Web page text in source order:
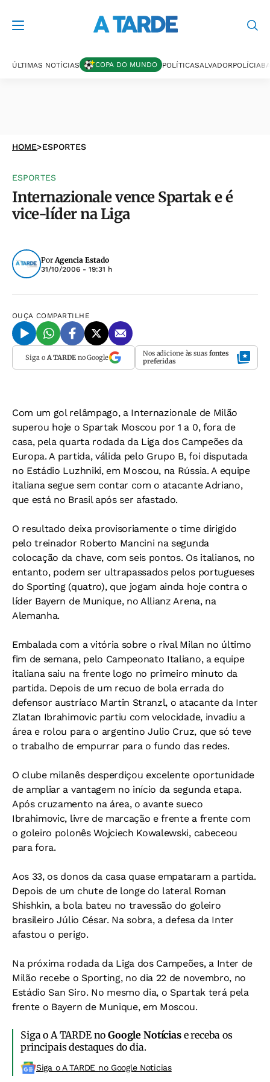
ÚLTIMAS NOTÍCIAS COPA DO MUNDO POLÍTICASALVADORPOLÍCIA
HOME>ESPORTES
ESPORTES
Internazionale vence Spartak e é
vice-líder na Liga
PorAgencia Estado
31/10/2006 - 19:31 h
OUÇA COMPARTILHE
Siga o A TARDEno Google Nos adicione às suas fontes
preferidas
Com um gol relâmpago, a Internazionale de Milão
superou hoje o Spartak Moscou por 1 a 0, fora de
casa, pela quarta rodada da Liga dos Campeões da
Europa. A partida, válida pelo Grupo B, foi disputada
no Estádio Luzhniki, em Moscou, na Rússia. A equipe
italiana segue sem contar com o atacante Adriano,
que está no Brasil após ser afastado.
O resultado deixa provisoriamente o time dirigido
pelo treinador Roberto Mancini na segunda
colocação da chave, com seis pontos. Os italianos, no
entanto, podem ser ultrapassados pelos portugueses
do Sporting (quatro), que jogam ainda hoje contra o
líder Bayern de Munique, no Allianz Arena, na
Alemanha.
Embalada com a vitória sobre o rival Milan no último
fim de semana, pelo Campeonato Italiano, a equipe
italiana saiu na frente logo no primeiro minuto da
partida. Depois de um recuo de bola errada do
defensor austríaco Martin Stranzl, o atacante da Inter
Zlatan Ibrahimovic partiu com velocidade, invadiu a
área e rolou para o argentino Julio Cruz, que só teve
o trabalho de empurrar para o fundo das redes.
O clube milanês desperdiçou excelente oportunidade
de ampliar a vantagem no início da segunda etapa.
Após cruzamento na área, o avante sueco
Ibrahimovic, livre de marcação e frente a frente com
o goleiro polonês Wojciech Kowalewski, cabeceou
para fora.
Aos 33, os donos da casa quase empataram a partida.
Depois de um chute de longe do lateral Roman
Shishkin, a bola bateu no travessão do goleiro
brasileiro Júlio César. Na sobra, a defesa da Inter
afastou o perigo.
Na próxima rodada da Liga dos Campeões, a Inter de
Milão recebe o Sporting, no dia 22 de novembro, no
Estádio San Siro. No mesmo dia, o Spartak terá pela
frente o Bayern de Munique, em Moscou.
Siga o A TARDE noGoogle Notíciase receba os
principais destaques do dia.
Siga o A TARDE no Google Noticias